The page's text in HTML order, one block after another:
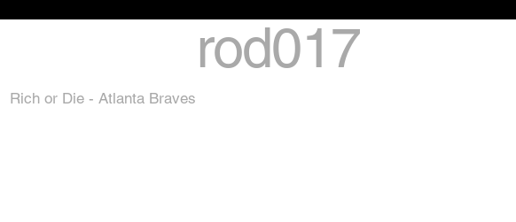
rod017
Rich or Die - Atlanta Braves